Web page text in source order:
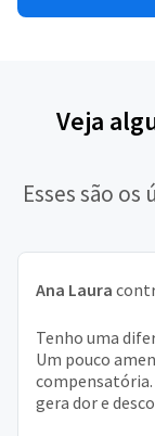
Veja
Esses são
Ana Laura
Tenho uma
Um pouco
compensatória.
gera dor e